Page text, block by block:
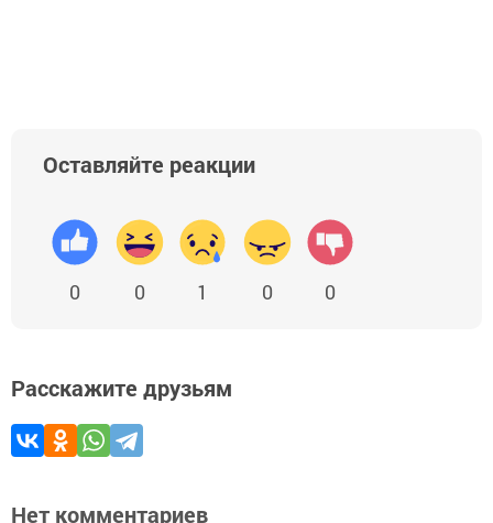
Оставляйте реакции
0 0 1 0 0
Расскажите друзьям
Нет комментариев